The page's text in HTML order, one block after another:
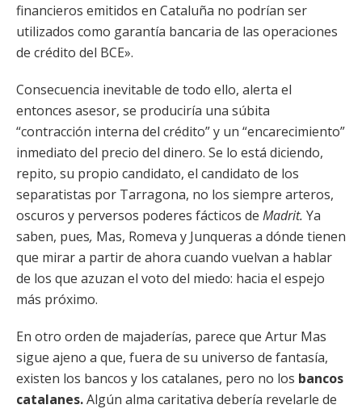
financieros emitidos en Cataluña no podrían ser
utilizados como garantía bancaria de las operaciones
de crédito del BCE».
Consecuencia inevitable de todo ello, alerta el
entonces asesor, se produciría una súbita
“contracción interna del crédito” y un “encarecimiento”
inmediato del precio del dinero. Se lo está diciendo,
repito, su propio candidato, el candidato de los
separatistas por Tarragona, no los siempre arteros,
oscuros y perversos poderes fácticos de Madrit. Ya
saben, pues, Mas, Romeva y Junqueras a dónde tienen
que mirar a partir de ahora cuando vuelvan a hablar
de los que azuzan el voto del miedo: hacia el espejo
más próximo.
En otro orden de majaderías, parece que Artur Mas
sigue ajeno a que, fuera de su universo de fantasía,
existen los bancos y los catalanes, pero no los bancos
catalanes.Algún alma caritativa debería revelarle de